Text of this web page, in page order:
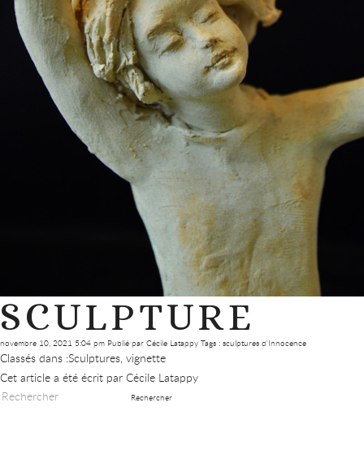
SCULPTURE
novembre 10, 2021 5:04 pm Publié par Cécile Latappy Tags : sculptures d'Innocence
Classés dans :Sculptures vignette
Cet article a été écrit par Cécile Latappy
Rechercher